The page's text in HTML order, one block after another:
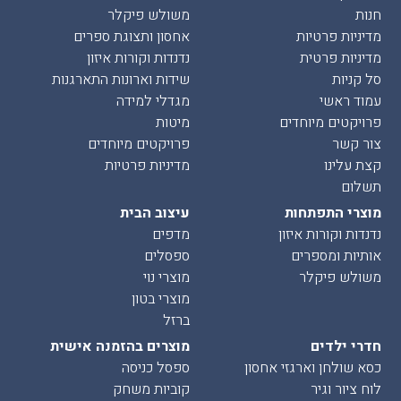
חנות
מדיניות פרטיות
מדיניות פרטית
סל קניות
עמוד ראשי
פרויקטים מיוחדים
צור קשר
קצת עלינו
תשלום
משולש פיקלר
אחסון ותצוגת ספרים
נדנדות וקורות איזון
שידות וארונות התארגנות
מגדלי למידה
מיטות
פרויקטים מיוחדים
מדיניות פרטיות
מוצרי התפתחות
נדנדות וקורות איזון
אותיות ומספרים
משולש פיקלר
עיצוב הבית
מדפים
ספסלים
מוצרי נוי
מוצרי בטון
ברזל
חדרי ילדים
כסא שולחן וארגזי אחסון
לוח ציור וגיר
מוצרים בהזמנה אישית
ספסל כניסה
קוביות משחק